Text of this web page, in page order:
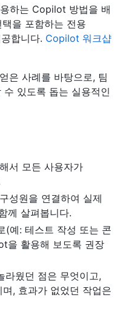
하는 Copilot 방법을 배
을 포함하는 전용
합니다. Copilot 워크샵
은 사례를 바탕으로, 팀
있도록 돕는 실용적인
서 모든 사용자가
성원을 연결하여 실제
께 살펴봅니다.
(예: 테스트 작성 또는 콘
을 활용해 보도록 권장
라웠던 점은 무엇이고,
, 효과가 없었던 작업은